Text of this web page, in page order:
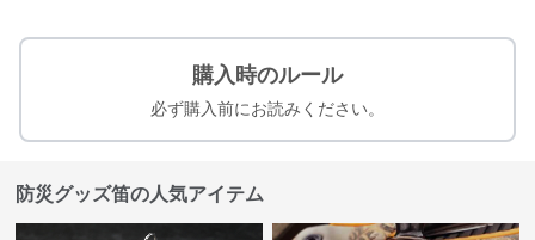
購入時のルール
必ず購入前にお読みください。
防災グッズ笛の人気アイテム